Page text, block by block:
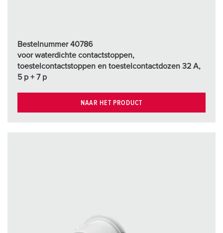
Bestelnummer 40786
voor waterdichte contactstoppen,
toestelcontactstoppen en toestelcontactdozen 32 A,
5 p + 7 p
NAAR HET PRODUCT